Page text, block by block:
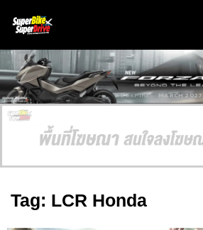
AD EXPIRES: MARCH 2027
Tag: LCR Honda